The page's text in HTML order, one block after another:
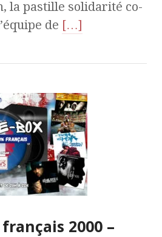
la pastille solidarité co-
de […]
2000 –